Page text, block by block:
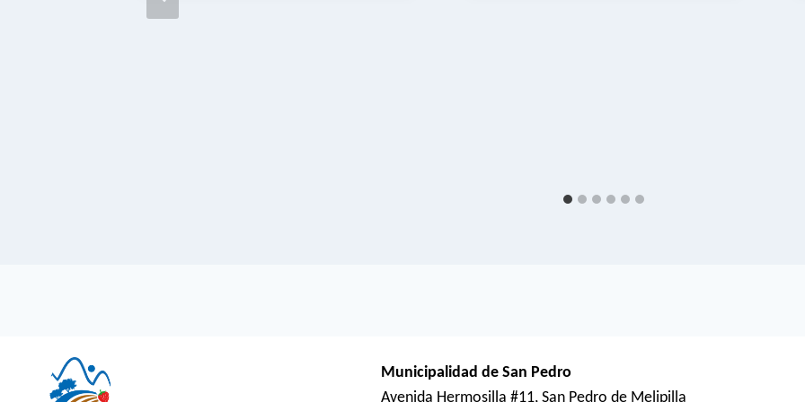
Municipalidad de San Pedro
Avenida Hermosilla #11, San Pedro de Melipilla